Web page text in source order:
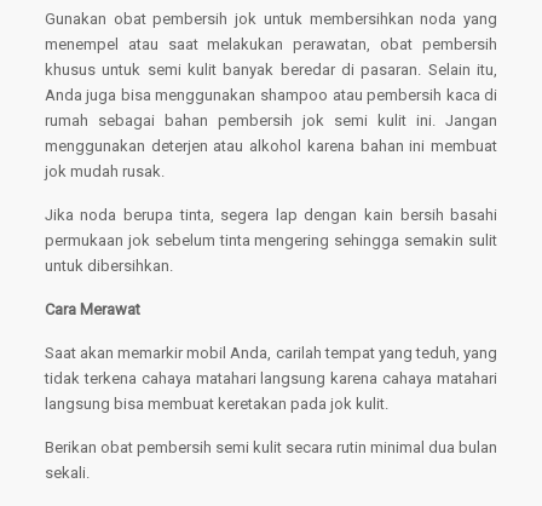
Gunakan obat pembersih jok untuk membersihkan noda yang
menempel atau saat melakukan perawatan, obat pembersih
khusus untuk semi kulit banyak beredar di pasaran. Selain itu,
Anda juga bisa menggunakan shampoo atau pembersih kaca di
rumah sebagai bahan pembersih jok semi kulit ini. Jangan
menggunakan deterjen atau alkohol karena bahan ini membuat
jok mudah rusak.
Jika noda berupa tinta, segera lap dengan kain bersih basahi
permukaan jok sebelum tinta mengering sehingga semakin sulit
untuk dibersihkan.
Cara Merawat
Saat akan memarkir mobil Anda, carilah tempat yang teduh, yang
tidak terkena cahaya matahari langsung karena cahaya matahari
langsung bisa membuat keretakan pada jok kulit.
Berikan obat pembersih semi kulit secara rutin minimal dua bulan
sekali.